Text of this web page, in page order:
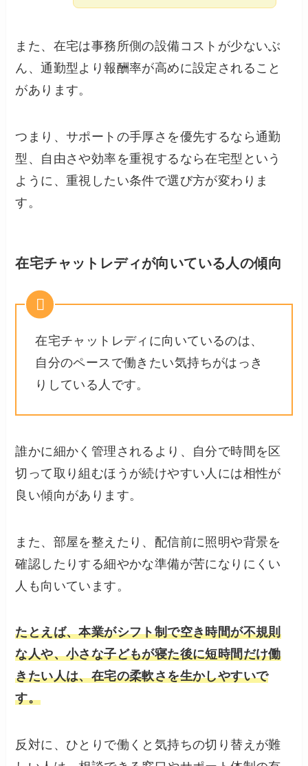
また、在宅は事務所側の設備コストが少ないぶ
ん、通勤型より報酬率が高めに設定されること
があります。
つまり、サポートの手厚さを優先するなら通勤
型、自由さや効率を重視するなら在宅型という
ように、重視したい条件で選び方が変わりま
す。
在宅チャットレディが向いている人の傾向
在宅チャットレディに向いているのは、
自分のペースで働きたい気持ちがはっき
りしている人です。
誰かに細かく管理されるより、自分で時間を区
切って取り組むほうが続けやすい人には相性が
良い傾向があります。
また、部屋を整えたり、配信前に照明や背景を
確認したりする細やかな準備が苦になりにくい
人も向いています。
たとえば、本業がシフト制で空き時間が不規則
な人や、小さな子どもが寝た後に短時間だけ働
きたい人は、在宅の柔軟さを生かしやすいで
す。
反対に、ひとりで働くと気持ちの切り替えが難